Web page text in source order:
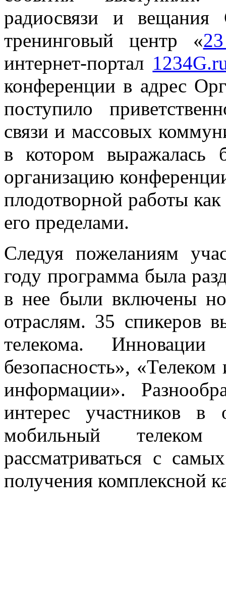
радиосвязи и
тренинговый центр «
интернет-портал
конференции в адрес
поступило
связи и массовых
в котором выражалась
организацию
плодотворной работы
его пределами.
Следуя пожеланиям
году программа была
в нее были включены
отраслям. 35 спикеров
телекома.
безопасность»,
информации».
интерес участников в
мобильный
рассматриваться с
получения комплексной